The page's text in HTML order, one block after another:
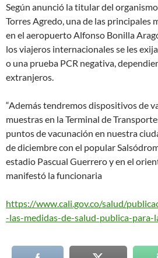
Según anunció la titular del
Torres Agredo, una de las principales
en el aeropuerto Alfonso Bonilla
los viajeros internacionales se les
o una prueba PCR negativa,
extranjeros.
“Además tendremos dispositivos de
muestras en la Terminal de
puntos de vacunación en nuestra
de diciembre con el popular
estadio Pascual Guerrero y en el
manifestó la funcionaria
https://www.cali.gov.co/salud/
-las-medidas-de-salud-publica-